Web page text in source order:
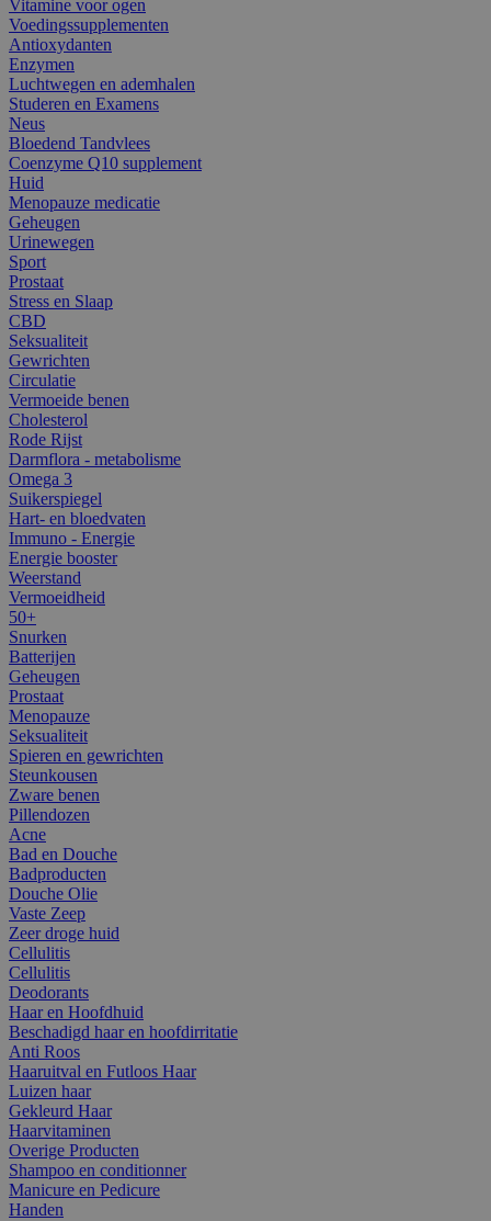
Vitamine voor ogen
Voedingssupplementen
Antioxydanten
Enzymen
Luchtwegen en ademhalen
Studeren en Examens
Neus
Bloedend Tandvlees
Coenzyme Q10 supplement
Huid
Menopauze medicatie
Geheugen
Urinewegen
Sport
Prostaat
Stress en Slaap
CBD
Seksualiteit
Gewrichten
Circulatie
Vermoeide benen
Cholesterol
Rode Rijst
Darmflora - metabolisme
Omega 3
Suikerspiegel
Hart- en bloedvaten
Immuno - Energie
Energie booster
Weerstand
Vermoeidheid
50+
Snurken
Batterijen
Geheugen
Prostaat
Menopauze
Seksualiteit
Spieren en gewrichten
Steunkousen
Zware benen
Pillendozen
Acne
Bad en Douche
Badproducten
Douche Olie
Vaste Zeep
Zeer droge huid
Cellulitis
Cellulitis
Deodorants
Haar en Hoofdhuid
Beschadigd haar en hoofdirritatie
Anti Roos
Haaruitval en Futloos Haar
Luizen haar
Gekleurd Haar
Haarvitaminen
Overige Producten
Shampoo en conditionner
Manicure en Pedicure
Handen